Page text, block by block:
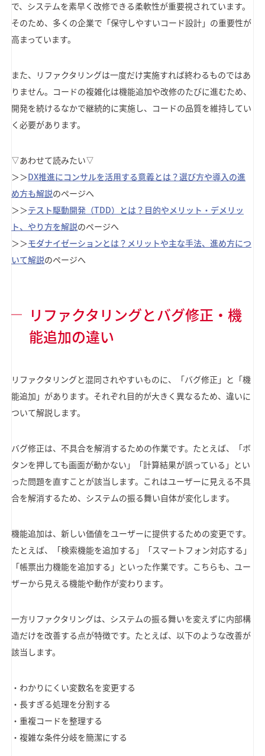
で、システムを素早く改修できる柔軟性が重要視されています。
そのため、多くの企業で「保守しやすいコード設計」の重要性が
高まっています。
また、リファクタリングは一度だけ実施すれば終わるものではあ
りません。コードの複雑化は機能追加や改修のたびに進むため、
開発を続けるなかで継続的に実施し、コードの品質を維持してい
く必要があります。
▽あわせて読みたい▽
＞＞DX推進にコンサルを活用する意義とは？選び方や導入の進
め方も解説のページへ
＞＞テスト駆動開発（TDD）とは？目的やメリット・デメリッ
ト、やり方を解説のページへ
＞＞モダナイゼーションとは？メリットや主な手法、進め方につ
いて解説のページへ
リファクタリングとバグ修正・機
能追加の違い
リファクタリングと混同されやすいものに、「バグ修正」と「機
能追加」があります。それぞれ目的が大きく異なるため、違いに
ついて解説します。
バグ修正は、不具合を解消するための作業です。たとえば、「ボ
タンを押しても画面が動かない」「計算結果が誤っている」とい
った問題を直すことが該当します。これはユーザーに見える不具
合を解消するため、システムの振る舞い自体が変化します。
機能追加は、新しい価値をユーザーに提供するための変更です。
たとえば、「検索機能を追加する」「スマートフォン対応する」
「帳票出力機能を追加する」といった作業です。こちらも、ユー
ザーから見える機能や動作が変わります。
一方リファクタリングは、システムの振る舞いを変えずに内部構
造だけを改善する点が特徴です。たとえば、以下のような改善が
該当します。
・わかりにくい変数名を変更する
・長すぎる処理を分割する
・重複コードを整理する
・複雑な条件分岐を簡潔にする